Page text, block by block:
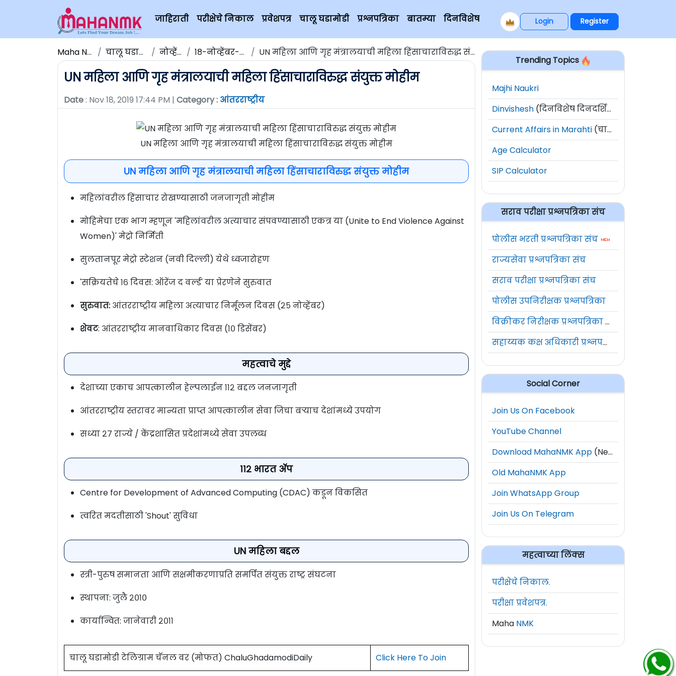
जाहिराती परीक्षेचे निकाल प्रवेशपत्र चालू घडामोडी प्रश्नपत्रिका बातम्या दिनविशेष Login Register
Maha NMK चालू घडामोडी नोव्हेंबर १८-नोव्हेंबर-२०१९ UN महिला आणि गृह मंत्रालयाची महिला हिंसाचाराविरुद्ध संयुक्त मोहीम
UN महिला आणि गृह मंत्रालयाची महिला हिंसाचाराविरुद्ध संयुक्त मोहीम
Date: Nov 18, 2019 17:44 PM | Category : आंतरराष्ट्रीय
UN महिला आणि गृह मंत्रालयाची महिला हिंसाचाराविरुद्ध संयुक्त मोहीम
UN महिला आणि गृह मंत्रालयाची महिला हिंसाचाराविरुद्ध संयुक्त मोहीम
महिलांवरील हिंसाचार रोखण्यासाठी जनजागृती मोहीम
मोहिमेचा एक भाग म्हणून 'महिलांवरील अत्याचार संपवण्यासाठी एकत्र या (Unite to End Violence Against
Women)' मेट्रो निर्मिती
सुलतानपूर मेट्रो स्टेशन (नवी दिल्ली) येथे ध्वजारोहण
'सक्रियतेचे १६ दिवस: ऑरेंज द वर्ल्ड' या प्रेरणेने सुरुवात
सुरुवात: आंतरराष्ट्रीय महिला अत्याचार निर्मूलन दिवस (२५ नोव्हेंबर)
शेवट: आंतरराष्ट्रीय मानवाधिकार दिवस (१० डिसेंबर)
महत्वाचे मुद्दे
देशाच्या एकाच आपत्कालीन हेल्पलाईन ११२ बद्दल जनजागृती
आंतरराष्ट्रीय स्तरावर मान्यता प्राप्त आपत्कालीन सेवा जिचा बर्‍याच देशांमध्ये उपयोग
सध्या २७ राज्ये / केंद्रशासित प्रदेशांमध्ये सेवा उपलब्ध
११२ भारत अ‍ॅप
Centre for Development of Advanced Computing (CDAC) कडून विकसित
त्वरित मदतीसाठी 'Shout' सुविधा
UN महिला बद्दल
स्त्री-पुरुष समानता आणि सक्षमीकरणाप्रति समर्पित संयुक्त राष्ट्र संघटना
स्थापना: जुलै २०१०
कार्यान्वित: जानेवारी २०११
चालू घडामोडी टेलिग्राम चॅनल वर (मोफत) ChaluGhadamodiDaily Click Here To Join
Trending Topics
Majhi Naukri
Dinvishesh (दिनविशेष दिनदर्शिका)
Current Affairs in Marahti (चालू घडामोडी)
Age Calculator
SIP Calculator
सराव परीक्षा प्रश्नपत्रिका संच
पोलीस भरती प्रश्नपत्रिका संच
राज्यसेवा प्रश्नपत्रिका संच
सराव परीक्षा प्रश्नपत्रिका संच
पोलीस उपनिरीक्षक प्रश्नपत्रिका
विक्रीकर निरीक्षक प्रश्नपत्रिका संच
सहाय्यक कक्ष अधिकारी प्रश्नपत्रिका संच
Social Corner
Join Us On Facebook
YouTube Channel
Download MahaNMK App (New)
Old MahaNMK App
Join WhatsApp Group
Join Us On Telegram
महत्वाच्या लिंक्स
परीक्षेचे निकाल.
परीक्षा प्रवेशपत्र.
Maha NMK